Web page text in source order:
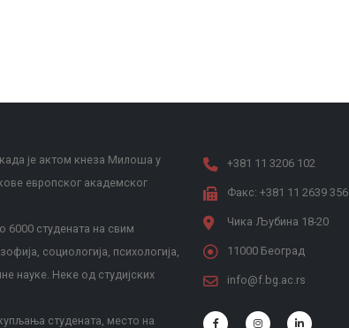
када је актом кнеза Милоша у
европског академског
6000 студената на свим
социологија, психологија,
науке. Неке од студијских
студената, место на
+381 11 3206 102
Факс: +381 11 2639 356
Чика Љубина 18-20
11000 Београд
info@f.bg.ac.rs